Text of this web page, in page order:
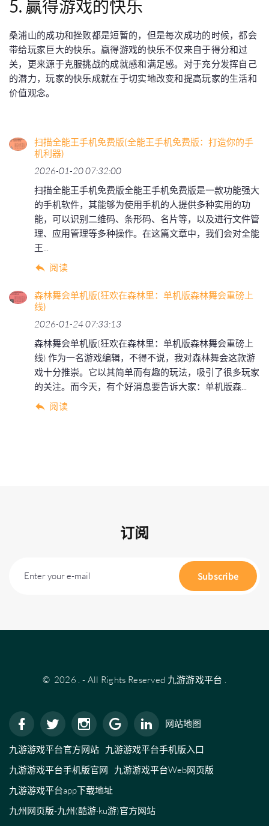
5. 赢得游戏的快乐
桑浦山的成功和挫败都是短暂的，但是每次成功的时候，都会
带给玩家巨大的快乐。赢得游戏的快乐不仅来自于得分和过
关，更来源于克服挑战的成就感和满足感。对于充分发挥自己
的潜力，玩家的快乐成就在于切实地改变和提高玩家的生活和
价值观念。
扫描全能王手机免费版(全能王手机免费版：打造你的手
机利器)
2026-01-20 07:32:00
扫描全能王手机免费版全能王手机免费版是一款功能强大
的手机软件，其能够为使用手机的人提供多种实用的功
能，可以识别二维码、条形码、名片等，以及进行文件管
理、应用管理等多种操作。在这篇文章中，我们会对全能
王...
阅读
森林舞会单机版(狂欢在森林里：单机版森林舞会重磅上
线)
2026-01-24 07:33:13
森林舞会单机版(狂欢在森林里：单机版森林舞会重磅上
线) 作为一名游戏编辑，不得不说，我对森林舞会这款游
戏十分推崇。它以其简单而有趣的玩法，吸引了很多玩家
的关注。而今天，有个好消息要告诉大家：单机版森...
阅读
订阅
Enter your e-mail Subscribe
© 2026 . - All Rights Reserved 九游游戏平台 .
网站地图
九游游戏平台官方网站 九游游戏平台手机版入口
九游游戏平台手机版官网
九游游戏平台Web网页版
九游游戏平台app下载地址
九州网页版-九州(酷游·ku游)官方网站